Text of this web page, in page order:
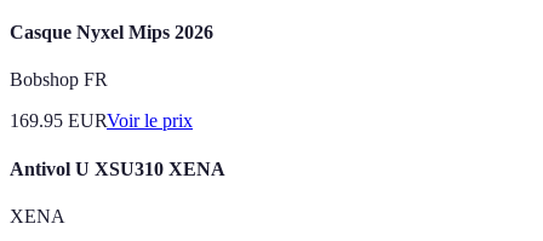
Casque Nyxel Mips 2026
Bobshop FR
169.95 EURVoir le prix
Antivol U XSU310 XENA
XENA